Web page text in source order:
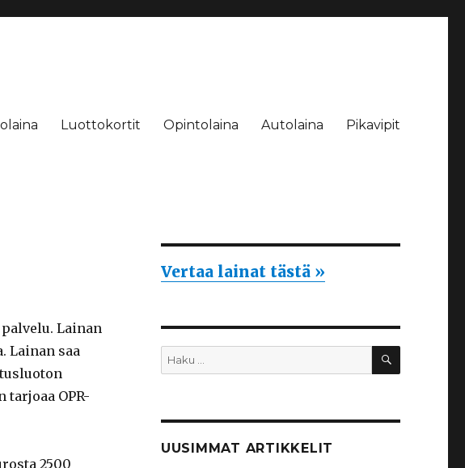
Luottokortit Opintolaina Autolaina Pikavipit
Lainan
Lainan saa
OPR-
2500
Vertaa lainat tästä »
Etsi: HAKU
UUSIMMAT ARTIKKELIT